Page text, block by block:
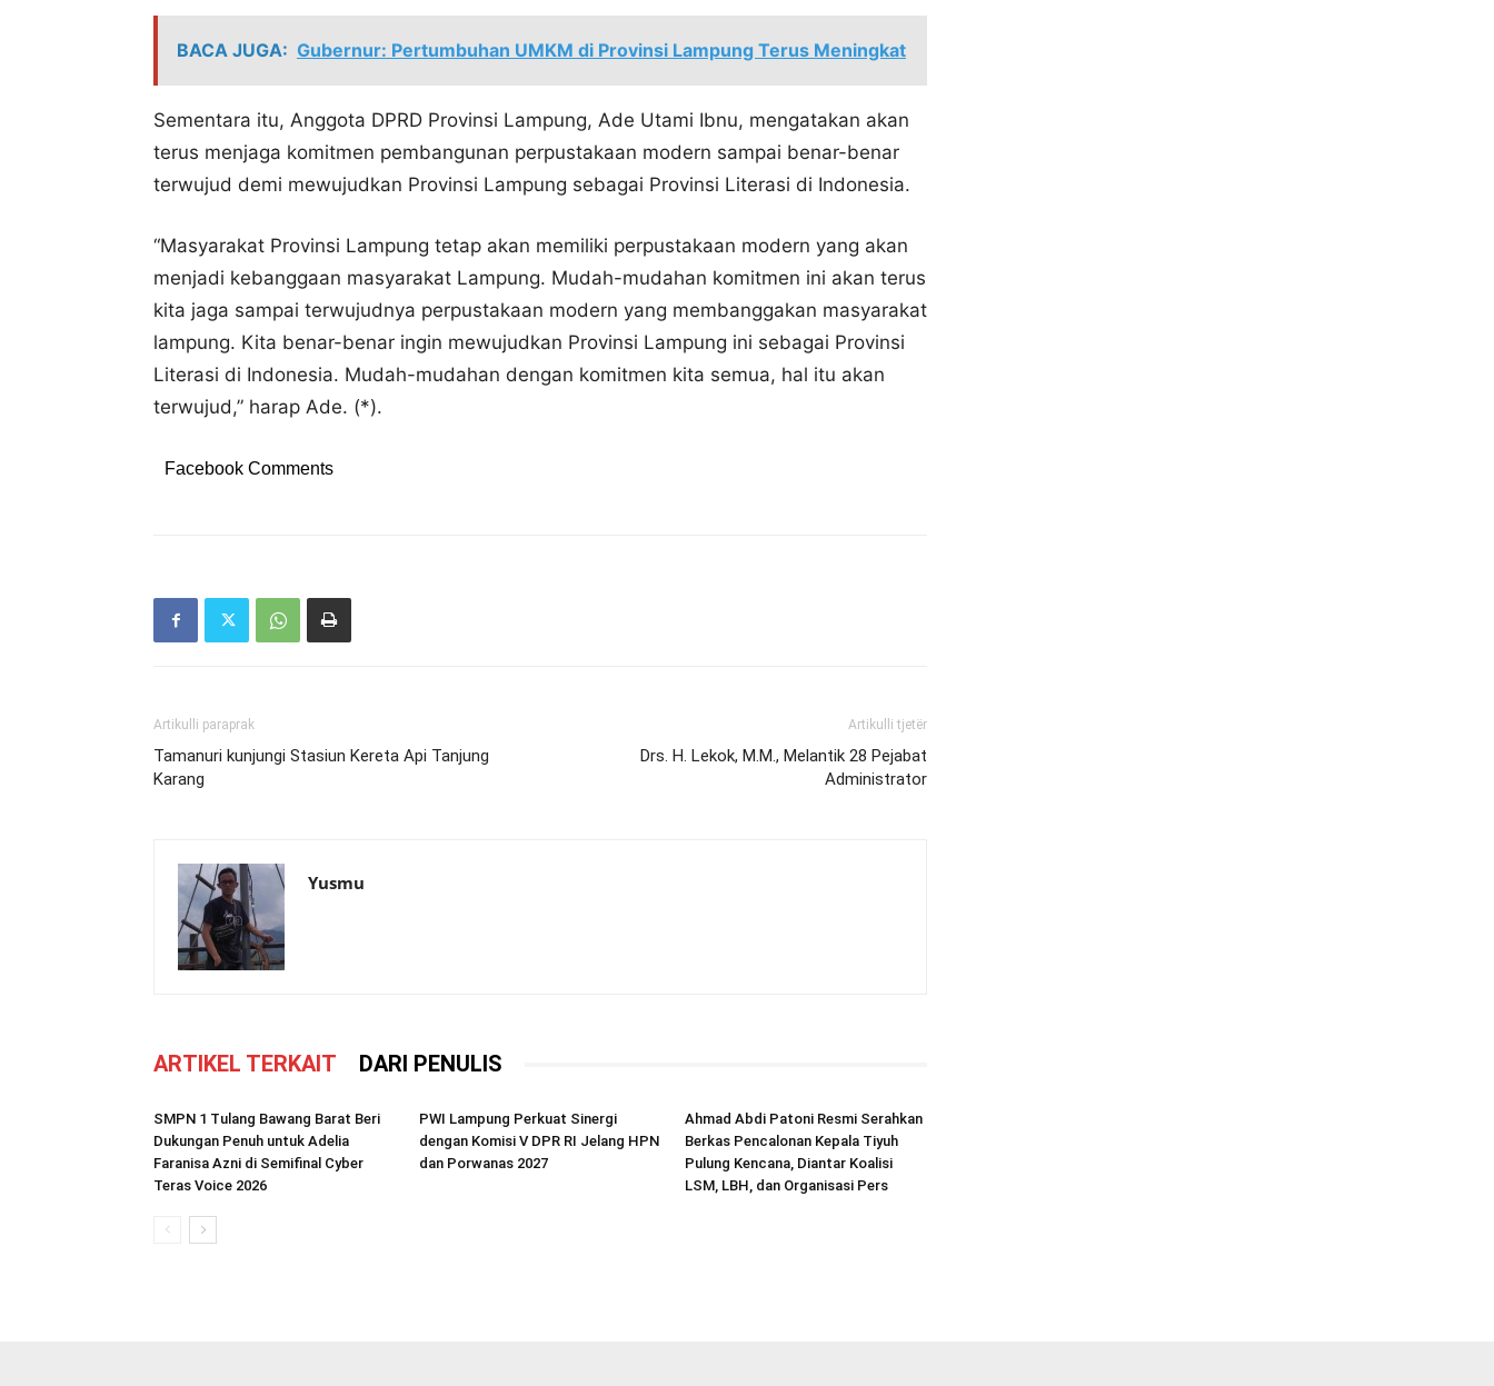
BACA JUGA: Gubernur: Pertumbuhan UMKM di Provinsi Lampung Terus Meningkat
Sementara itu, Anggota DPRD Provinsi Lampung, Ade Utami Ibnu, mengatakan akan
terus menjaga komitmen pembangunan perpustakaan modern sampai benar-benar
terwujud demi mewujudkan Provinsi Lampung sebagai Provinsi Literasi di Indonesia.
“Masyarakat Provinsi Lampung tetap akan memiliki perpustakaan modern yang akan
menjadi kebanggaan masyarakat Lampung. Mudah-mudahan komitmen ini akan terus
kita jaga sampai terwujudnya perpustakaan modern yang membanggakan masyarakat
lampung. Kita benar-benar ingin mewujudkan Provinsi Lampung ini sebagai Provinsi
Literasi di Indonesia. Mudah-mudahan dengan komitmen kita semua, hal itu akan
terwujud,” harap Ade. (*).
Facebook Comments
Artikulli paraprak
Tamanuri kunjungi Stasiun Kereta Api Tanjung
Karang
Artikulli tjetër
Drs. H. Lekok, M.M., Melantik 28 Pejabat
Administrator
Yusmu
ARTIKEL TERKAIT DARI PENULIS
SMPN 1 Tulang Bawang Barat Beri
Dukungan Penuh untuk Adelia
Faranisa Azni di Semifinal Cyber
Teras Voice 2026
PWI Lampung Perkuat Sinergi
dengan Komisi V DPR RI Jelang HPN
dan Porwanas 2027
Ahmad Abdi Patoni Resmi Serahkan
Berkas Pencalonan Kepala Tiyuh
Pulung Kencana, Diantar Koalisi
LSM, LBH, dan Organisasi Pers